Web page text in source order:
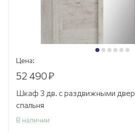
Цена:
52 490₽
Шкаф 3 дв. с раздвижными
спальня
В наличии